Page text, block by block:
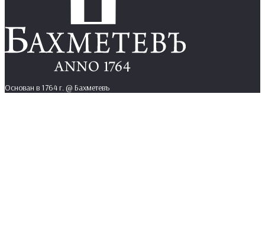
Основан в 1764 г. @ Бахметевъ